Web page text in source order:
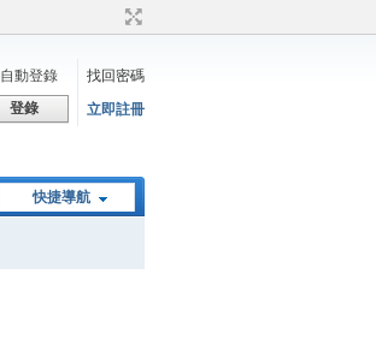
自動登錄
找回密碼
登錄 立即註冊
快捷導航